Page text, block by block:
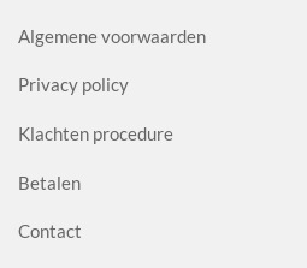
Algemene voorwaarden
Privacy policy
Klachten procedure
Betalen
Contact